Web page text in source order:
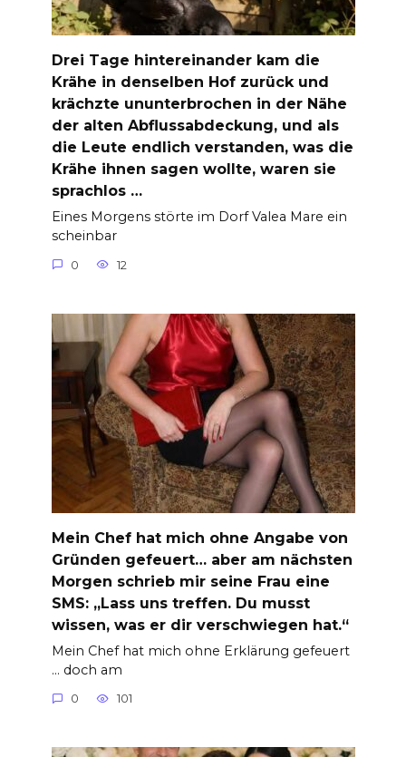
Drei Tage hintereinander kam die
Krähe in denselben Hof zurück und
krächzte ununterbrochen in der Nähe
der alten Abflussabdeckung, und als
die Leute endlich verstanden, was die
Krähe ihnen sagen wollte, waren sie
sprachlos …
Eines Morgens störte im Dorf Valea Mare ein
scheinbar
0 12
Mein Chef hat mich ohne Angabe von
Gründen gefeuert… aber am nächsten
Morgen schrieb mir seine Frau eine
SMS: „Lass uns treffen. Du musst
wissen, was er dir verschwiegen hat.“
Mein Chef hat mich ohne Erklärung gefeuert
… doch am
0 101